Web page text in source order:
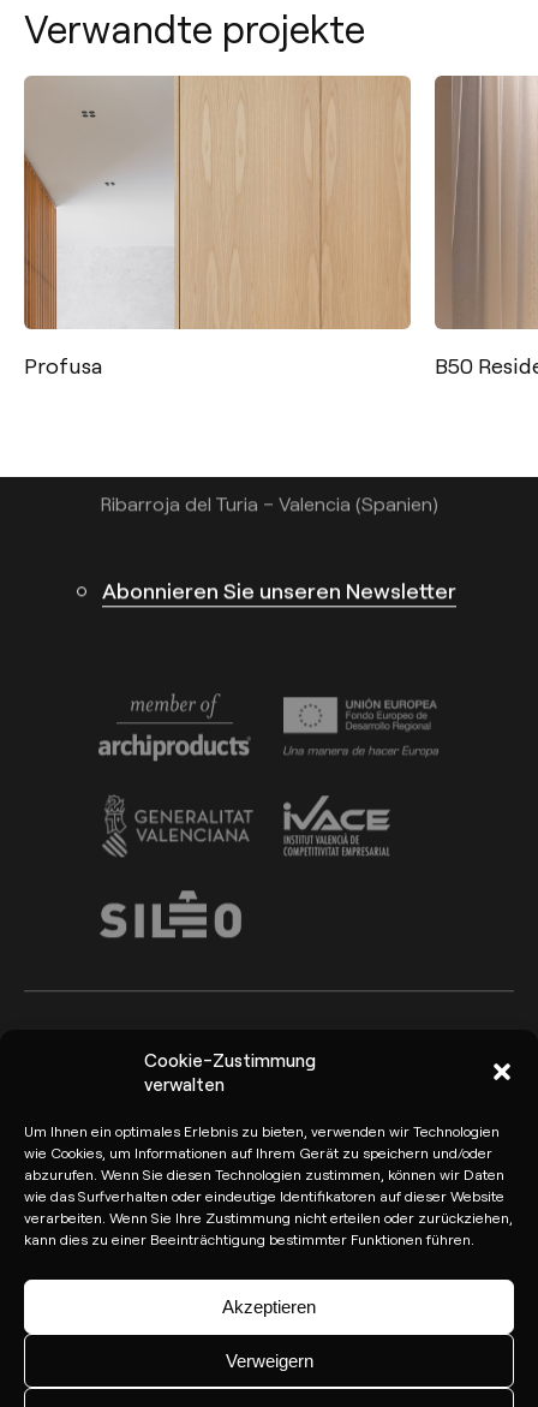
Cookie-Zustimmung
verwalten
Um Ihnen ein optimales Erlebnis zu bieten, verwenden wir Technologien
wie Cookies, um Informationen auf Ihrem Gerät zu speichern und/oder
abzurufen. Wenn Sie diesen Technologien zustimmen, können wir Daten
wie das Surfverhalten oder eindeutige Identifikatoren auf dieser Website
verarbeiten. Wenn Sie Ihre Zustimmung nicht erteilen oder zurückziehen,
kann dies zu einer Beeinträchtigung bestimmter Funktionen führen.
Akzeptieren
Verweigern
Verwandte projekte
Profusa B50
Kontakt
Ribarroja del Turia – Valencia (Spanien)
Abonnieren Sie unseren Newsletter
Arkoslight ©2026 Canal del Informante
Datenschutzbestimmungen
Cookie-Richtlinie